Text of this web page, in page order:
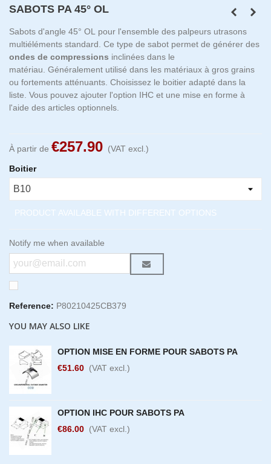
SABOTS PA 45° OL
Sabots d'angle 45° OL pour l'ensemble des palpeurs utrasons
multiéléments standard. Ce type de sabot permet de générer des
ondes de compressions inclinées dans le
matériau. Généralement utilisé dans les matériaux à gros grains
ou fortements atténuants. Choisissez le boitier adapté dans la
liste. Vous pouvez ajouter l'option IHC et une mise en forme à
l'aide des articles optionnels.
À partir de €257.90 (VAT excl.)
Boitier
PRODUCT AVAILABLE WITH DIFFERENT OPTIONS
Notify me when available
Reference: P80210425CB379
YOU MAY ALSO LIKE
OPTION MISE EN FORME POUR SABOTS PA
€51.60 (VAT excl.)
OPTION IHC POUR SABOTS PA
€86.00 (VAT excl.)